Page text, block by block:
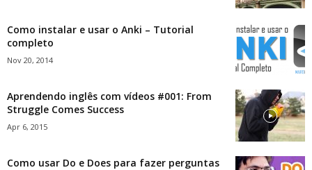
Como instalar e usar o Anki – Tutorial
completo
Nov 20, 2014
Aprendendo inglês com vídeos #001: From
Struggle Comes Success
Apr 6, 2015
Como usar Do e Does para fazer perguntas